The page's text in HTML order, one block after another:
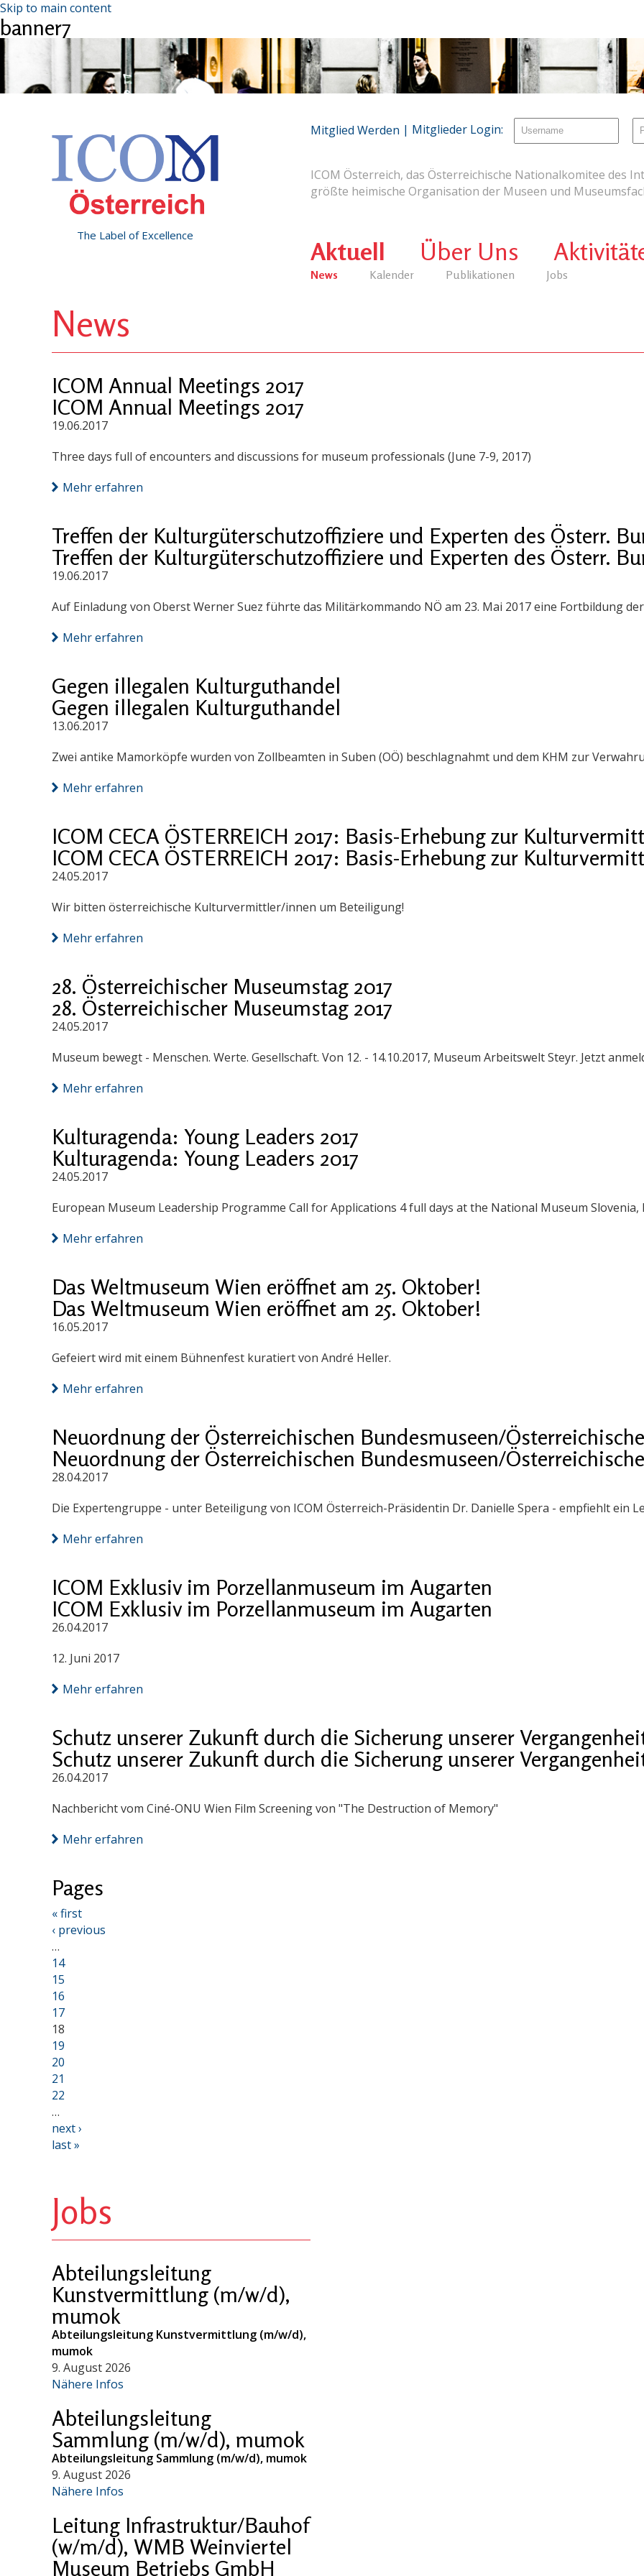
Skip to main content
banner7
The Label of Excellence
ICOM Österreich, das Österreichische Nationalkomitee des
größte heimische Organisation der Museen und
Aktuell
News Kalender Publikationen Jobs
Über Uns
Mitglied Werden | Mitglieder Login:
News
ICOM Annual Meetings 2017
ICOM Annual Meetings 2017
19.06.2017
Three days full of encounters and discussions for museum professionals (June 7-9, 2017)
Mehr erfahren
Treffen der Kulturgüterschutzoffiziere und Experten des Österr.
Treffen der Kulturgüterschutzoffiziere und Experten des Österr.
19.06.2017
Auf Einladung von Oberst Werner Suez führte das Militärkommando NÖ am 23. Mai 2017 eine Fortbildung
Mehr erfahren
Gegen illegalen Kulturguthandel
Gegen illegalen Kulturguthandel
13.06.2017
Zwei antike Mamorköpfe wurden von Zollbeamten in Suben (OÖ) beschlagnahmt und dem KHM zur
Mehr erfahren
ICOM CECA ÖSTERREICH 2017: Basis-Erhebung zur
ICOM CECA ÖSTERREICH 2017: Basis-Erhebung zur
24.05.2017
Wir bitten österreichische Kulturvermittler/innen um Beteiligung!
Mehr erfahren
28. Österreichischer Museumstag 2017
28. Österreichischer Museumstag 2017
24.05.2017
Museum bewegt - Menschen. Werte. Gesellschaft. Von 12. - 14.10.2017, Museum Arbeitswelt Steyr. Jetzt
Mehr erfahren
Kulturagenda: Young Leaders 2017
Kulturagenda: Young Leaders 2017
24.05.2017
European Museum Leadership Programme Call for Applications 4 full days at the National Museum
Mehr erfahren
Das Weltmuseum Wien eröffnet am 25. Oktober!
Das Weltmuseum Wien eröffnet am 25. Oktober!
16.05.2017
Gefeiert wird mit einem Bühnenfest kuratiert von André Heller.
Mehr erfahren
Neuordnung der Österreichischen Bundesmuseen/
Neuordnung der Österreichischen Bundesmuseen/
28.04.2017
Die Expertengruppe - unter Beteiligung von ICOM Österreich-Präsidentin Dr. Danielle Spera - empfiehlt ein
Mehr erfahren
ICOM Exklusiv im Porzellanmuseum im Augarten
ICOM Exklusiv im Porzellanmuseum im Augarten
26.04.2017
12. Juni 2017
Mehr erfahren
Schutz unserer Zukunft durch die Sicherung unserer
Schutz unserer Zukunft durch die Sicherung unserer
26.04.2017
Nachbericht vom Ciné-ONU Wien Film Screening von "The Destruction of Memory"
Mehr erfahren
Pages
« first
‹ previous
…
14
15
16
17
18
19
20
21
22
…
next ›
last »
Jobs
Abteilungsleitung
Kunstvermittlung (m/w/d),
mumok
Abteilungsleitung Kunstvermittlung (m/w/d),
mumok
9. August 2026
Nähere Infos
Abteilungsleitung
Sammlung (m/w/d), mumok
Abteilungsleitung Sammlung (m/w/d), mumok
9. August 2026
Nähere Infos
Leitung Infrastruktur/Bauhof
(w/m/d), WMB Weinviertel
Museum Betriebs GmbH